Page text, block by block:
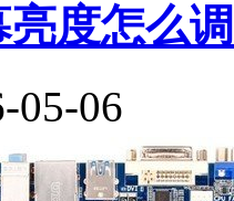
度怎么
05-06